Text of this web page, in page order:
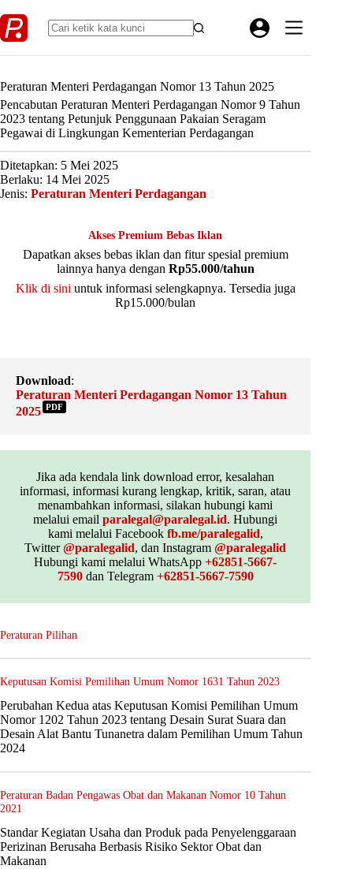
to
content
Peraturan Menteri Perdagangan Nomor 13 Tahun 2025
Pencabutan Peraturan Menteri Perdagangan Nomor 9 Tahun
2023 tentang Petunjuk Penggunaan Pakaian Seragam
Pegawai di Lingkungan Kementerian Perdagangan
Ditetapkan: 5 Mei 2025
Berlaku: 14 Mei 2025
Jenis: Peraturan Menteri Perdagangan
Akses Premium Bebas Iklan
Dapatkan akses bebas iklan dan fitur spesial premium
lainnya hanya dengan Rp55.000/tahun
Klik di sini untuk informasi selengkapnya. Tersedia juga
Rp15.000/bulan
Download:
Peraturan Menteri Perdagangan Nomor 13 Tahun
2025 PDF
Jika ada kendala link download error, kesalahan
informasi, informasi kurang lengkap, kritik, saran, atau
menambahkan informasi, silakan hubungi kami
melalui emailparalegal@paralegal.id. Hubungi
kami melalui Facebook fb.me/paralegalid,
Twitter@paralegalid, dan Instagram@paralegalid
Hubungi kami melalui WhatsApp+62851-5667-
7590dan Telegram +62851-5667-7590
Peraturan Pilihan
Keputusan Komisi Pemilihan Umum Nomor 1631 Tahun 2023
Perubahan Kedua atas Keputusan Komisi Pemilihan Umum
Nomor 1202 Tahun 2023 tentang Desain Surat Suara dan
Desain Alat Bantu Tunanetra dalam Pemilihan Umum Tahun
2024
Peraturan Badan Pengawas Obat dan Makanan Nomor 10 Tahun
2021
Standar Kegiatan Usaha dan Produk pada Penyelenggaraan
Perizinan Berusaha Berbasis Risiko Sektor Obat dan
Makanan